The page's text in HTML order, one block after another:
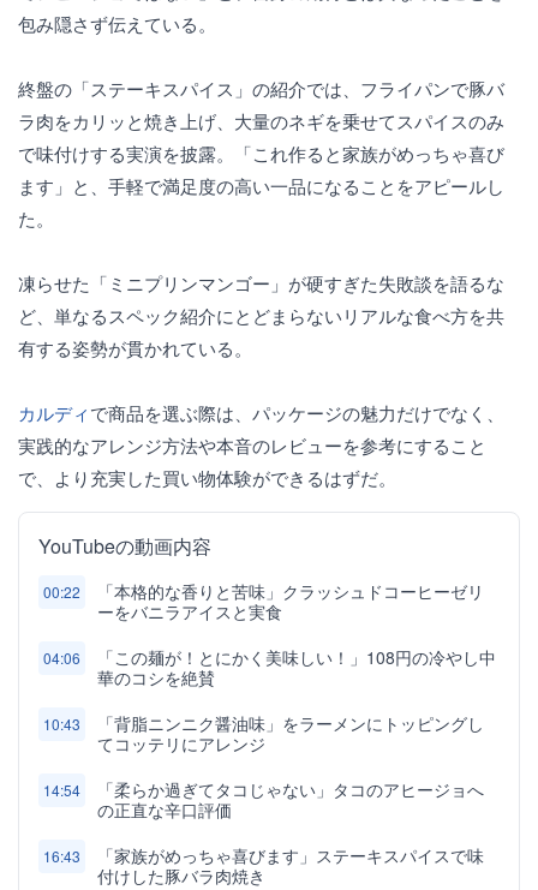
包み隠さず伝えている。
終盤の「ステーキスパイス」の紹介では、フライパンで豚バ
ラ肉をカリッと焼き上げ、大量のネギを乗せてスパイスのみ
で味付けする実演を披露。「これ作ると家族がめっちゃ喜び
ます」と、手軽で満足度の高い一品になることをアピールし
た。
凍らせた「ミニプリンマンゴー」が硬すぎた失敗談を語るな
ど、単なるスペック紹介にとどまらないリアルな食べ方を共
有する姿勢が貫かれている。
カルディで商品を選ぶ際は、パッケージの魅力だけでなく、
実践的なアレンジ方法や本音のレビューを参考にすること
で、より充実した買い物体験ができるはずだ。
YouTubeの動画内容
00:22
「本格的な香りと苦味」クラッシュドコーヒーゼリ
ーをバニラアイスと実食
04:06
「この麺が！とにかく美味しい！」108円の冷やし中
華のコシを絶賛
10:43
「背脂ニンニク醤油味」をラーメンにトッピングし
てコッテリにアレンジ
14:54
「柔らか過ぎてタコじゃない」タコのアヒージョへ
の正直な辛口評価
16:43
「家族がめっちゃ喜びます」ステーキスパイスで味
付けした豚バラ肉焼き